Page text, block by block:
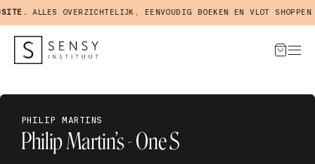
ALLES OVERZICHTELIJK, EENVOUDIG BOEKEN EN VLOT SHOPPEN
PHILIP MARTINS
Philip Martin’s - One S